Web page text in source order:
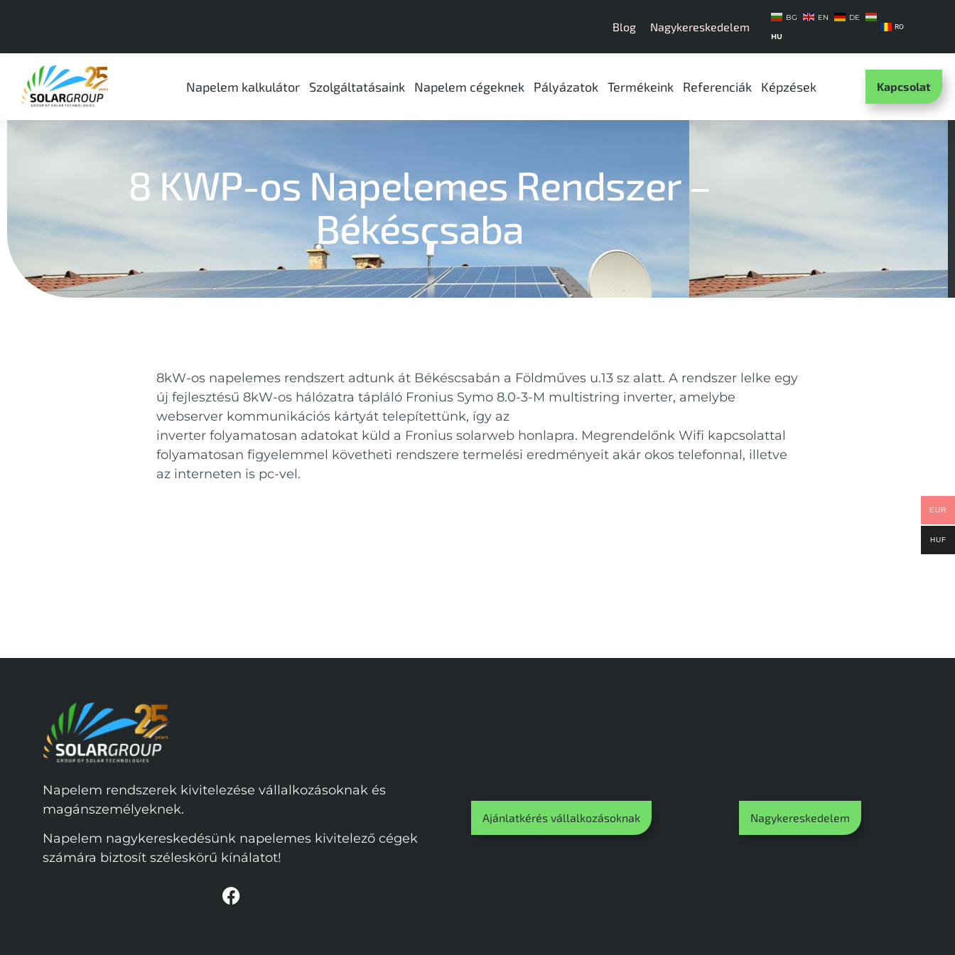
Blog Nagykereskedelem
BG EN DE
HU
RO
Napelem kalkulátor Szolgáltatásaink Napelem cégeknek Pályázatok Termékeink Referenciák Képzések Kapcsolat
8 KWP-os Napelemes Rendszer –
Békéscsaba
8kW-os napelemes rendszert adtunk át Békéscsabán a Földműves u.13 sz alatt. A rendszer lelke egy
új fejlesztésű 8kW-os hálózatra tápláló Fronius Symo 8.0-3-M multistring inverter, amelybe
webserver kommunikációs kártyát telepítettünk, így az
inverter folyamatosan adatokat küld a Fronius solarweb honlapra. Megrendelőnk Wifi kapcsolattal
folyamatosan figyelemmel követheti rendszere termelési eredményeit akár okos telefonnal, illetve
az interneten is pc-vel.
Napelem rendszerek kivitelezése vállalkozásoknak és
magánszemélyeknek.
Napelem nagykereskedésünk napelemes kivitelező cégek
számára biztosít széleskörű kínálatot!
Ajánlatkérés vállalkozásoknak Nagykereskedelem
EUR
HUF